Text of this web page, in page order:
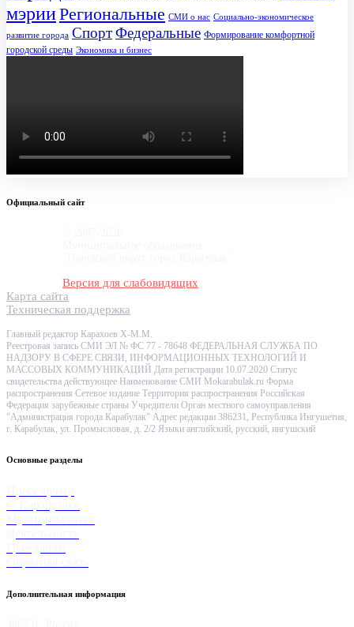
мэрииРегиональные СМИ о нас Социально-экономическое
развитие города СпортФедеральные Формирование комфортной
городской среды Экономика и бизнес
Официальный сайт
Версия для слабовидящих
Карта сайта
Техническая поддержка
Главный редактор Карахоев Х-М.М.
Реестровая запись СМИ ЭЛ № ФС 77 - 78648 ФЕДЕРАЛЬНАЯ СЛУЖБА ПО
НАДЗОРУ В СФЕРЕ СВЯЗИ, ИНФОРМАЦИОННЫХ ТЕХНОЛОГИЙ И
МАССОВЫХ КОММУНИКАЦИЙ Дата регистрации 10.07.2020 Статус
свидетельства действующее Наименование СМИ Mokarabulak.ru Форма
распространения Сетевое издание Территория распространения Российская
Федерация зарубежные страны Учредители Орган местного самоуправления
"Администрация города Карабулак" Адрес редакции 386231, Республика Ингушетия,
г. Карабулак, ул. Промысловая, д. 2/2 Языки английский, русский, ингушский
Основные разделы
Дополнительная информация